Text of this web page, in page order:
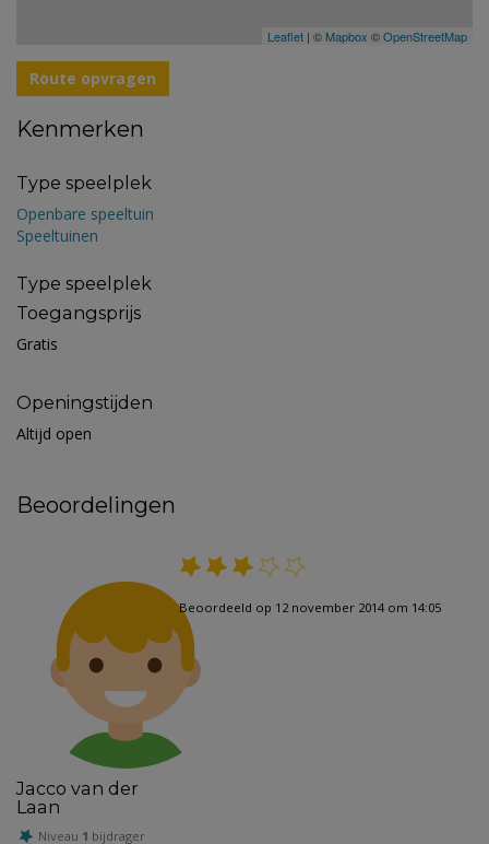
Leaflet | © Mapbox ©OpenStreetMap
Route opvragen
Kenmerken
Type speelplek
Openbare speeltuin
Speeltuinen
Type speelplek
Toegangsprijs
Gratis
Openingstijden
Altijd open
Beoordelingen
Jacco van der
Laan
Niveau 1 bijdrager
Beoordeeld op 12 november 2014 om 14:05